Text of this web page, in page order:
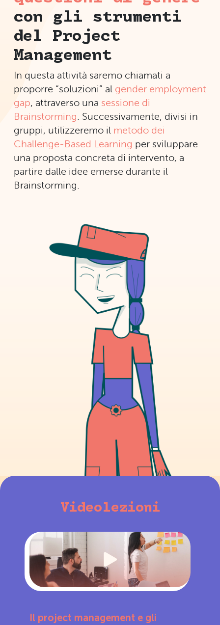
In quanto tempo si è diffuso il
Brainstorming?
In pochissimi anni: già nel 1958 (5 anni dopo la
sua nascita ufficiale) era usato dall’80% delle
aziende americane.
Quanti Project Manager ci sono nel
mondo?
Si stima che ce ne siano oltre 16 milioni!
con gli strumenti
del Project
Management
In questa attività saremo chiamati a
proporre “soluzioni” al gender employment
gap, attraverso una sessione di
Brainstorming. Successivamente, divisi in
gruppi, utilizzeremo il metodo dei
Challenge-Based Learning per sviluppare
una proposta concreta di intervento, a
partire dalle idee emerse durante il
Brainstorming.
Videolezioni
Il project management e gli